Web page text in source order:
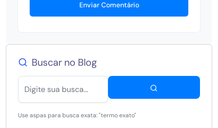
Enviar Comentário
Buscar no Blog
Use aspas para busca exata: "termo exato"